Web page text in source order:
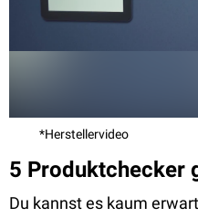
*Herstellervideo
5 Produktchecker
Du kannst es kaum